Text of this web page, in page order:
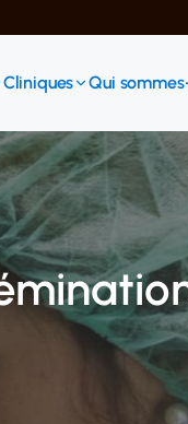
Cliniques Qui